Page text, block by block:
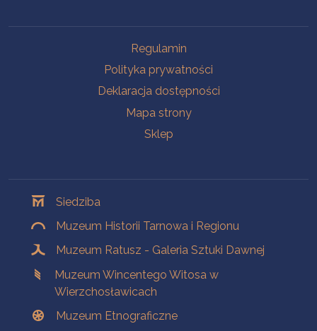
Regulamin
Polityka prywatności
Deklaracja dostępności
Mapa strony
Sklep
Siedziba
Muzeum Historii Tarnowa i Regionu
Muzeum Ratusz - Galeria Sztuki Dawnej
Muzeum Wincentego Witosa w
Wierzchosławicach
Muzeum Etnograficzne